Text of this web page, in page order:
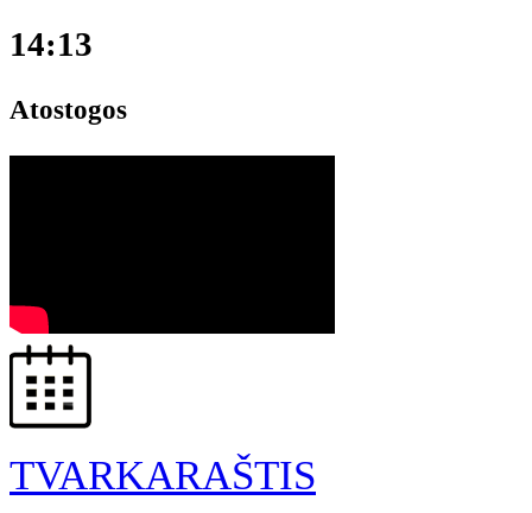
14:13
Atostogos
TVARKARAŠTIS